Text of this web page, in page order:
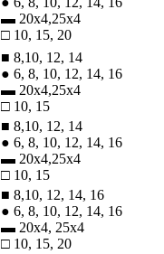
▬ 20х4,25х4
□ 10, 15, 20
■ 8,10, 12, 14
● 6, 8, 10, 12, 14, 16
▬ 20х4,25х4
□ 10, 15
■ 8,10, 12, 14
● 6, 8, 10, 12, 14, 16
▬ 20х4,25х4
□ 10, 15
■ 8,10, 12, 14, 16
● 6, 8, 10, 12, 14, 16
▬ 20х4, 25х4
□ 10, 15, 20